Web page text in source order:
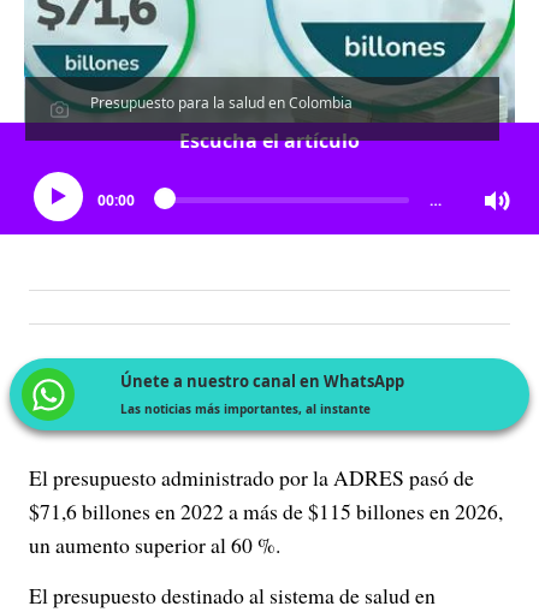
Presupuesto para la salud en Colombia
Escucha el artículo
00:00 …
Únete a nuestro canal en WhatsApp
Las noticias más importantes, al instante
El presupuesto administrado por la ADRES pasó de
$71,6 billones en 2022 a más de $115 billones en 2026,
un aumento superior al 60 %.
El presupuesto destinado al sistema de salud en